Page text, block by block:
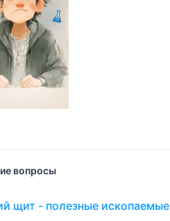
вопросы
щит - полезные ископаемые